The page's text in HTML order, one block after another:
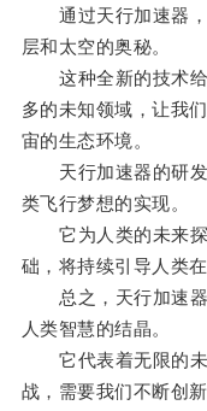
通过天行加速器，
层和太空的奥秘。
这种全新的技术给
多的未知领域，让我
宙的生态环境。
天行加速器的研发
类飞行梦想的实现。
它为人类的未来探
础，将持续引导人类
总之，天行加速器
人类智慧的结晶。
它代表着无限的未
战，需要我们不断创